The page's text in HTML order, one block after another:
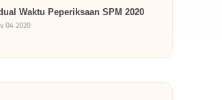
Waktu Peperiksaan SPM 2020
04 2020